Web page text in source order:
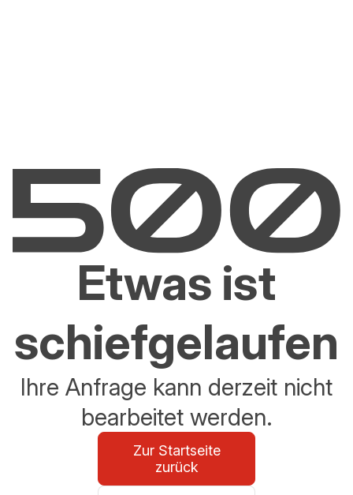
Etwas ist
schiefgelaufen
Ihre Anfrage kann derzeit nicht
bearbeitet werden.
Zur Startseite
zurück